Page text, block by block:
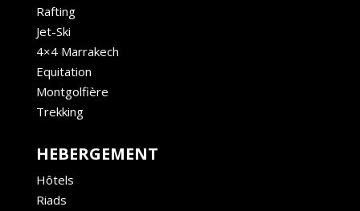
Rafting
Jet-Ski
4×4 Marrakech
Equitation
Montgolfière
Trekking
HEBERGEMENT
Hôtels
Riads